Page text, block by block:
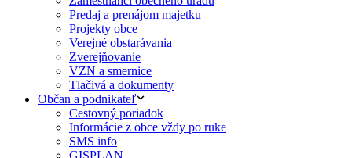
Predaj a prenájom majetku
Projekty obce
Verejné obstarávania
Zverejňovanie
VZN a smernice
Tlačivá a dokumenty
Občan a podnikateľ
Cestovný poriadok
Informácie z obce vždy po ruke
SMS info
GISPLAN